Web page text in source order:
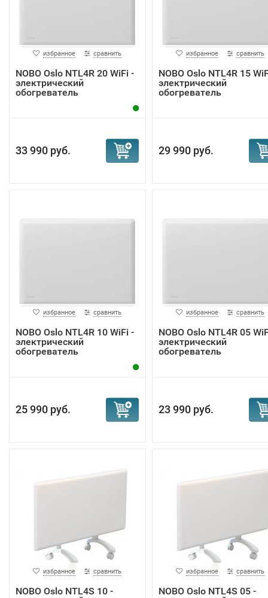
избранное сравнить
NOBO Oslo NTL4R 20 WiFi -
электрический
обогреватель
33 990 руб.
избранное сравнить
NOBO Oslo NTL4R 15
электрический
обогреватель
29 990 руб.
избранное сравнить
NOBO Oslo NTL4R 10 WiFi -
электрический
обогреватель
25 990 руб.
избранное сравнить
NOBO Oslo NTL4R 05
электрический
обогреватель
23 990 руб.
избранное сравнить
NOBO Oslo NTL4S 10 -
избранное сравнить
NOBO Oslo NTL4S 05 -